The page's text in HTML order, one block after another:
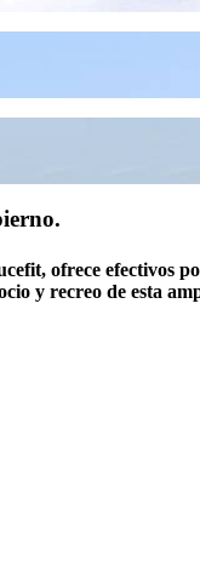
ofrece efectivos
y recreo de esta